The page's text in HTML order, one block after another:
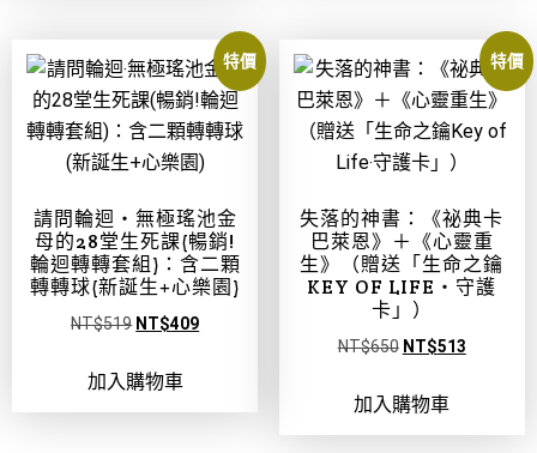
特價
請問輪迴‧無極瑤池金
母的28堂生死課(暢銷!
輪迴轉轉套組)：含二顆
轉轉球(新誕生+心樂園)
NT$519 NT$409
加入購物車
特價
失落的神書：《祕典卡
巴萊恩》＋《心靈重
生》（贈送「生命之鑰
KEY OF LIFE‧守護
卡」）
NT$650 NT$513
加入購物車